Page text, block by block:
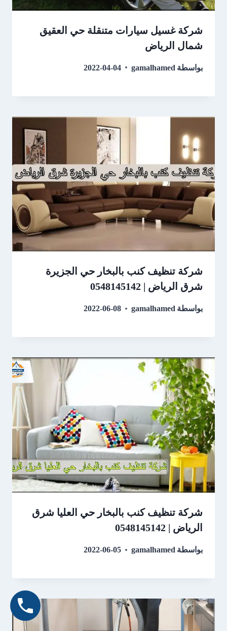
شركة غسيل سيارات متنقلة حي العقيق
شمال الرياض
بواسطة gamalhamed
2022-04-04
شركة تنظيف كنب بالبخار حي الجزيرة
شرق الرياض | 0548145142
بواسطة gamalhamed
2022-06-08
شركة تنظيف كنب بالبخار حي العليا شرق
الرياض | 0548145142
بواسطة gamalhamed
2022-06-05